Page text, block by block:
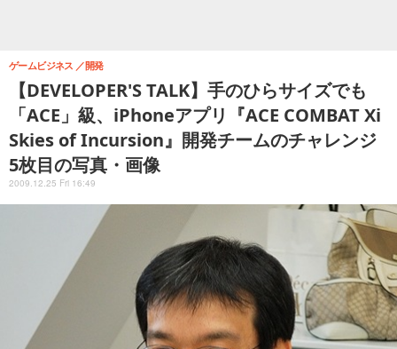
【DEVELOPER'S TALK】手のひらサイズでも
「ACE」級、iPhoneアプリ『ACE COMBAT Xi
Skies of Incursion』開発チームのチャレンジ
5枚目の写真・画像
ゲームビジネス 開発
2009.12.25 Fri 16:49